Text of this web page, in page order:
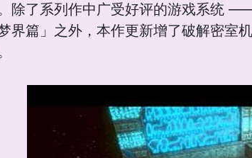
除了系列作中广受好评的游戏系统
界篇」之外，本作更新增了破解密室